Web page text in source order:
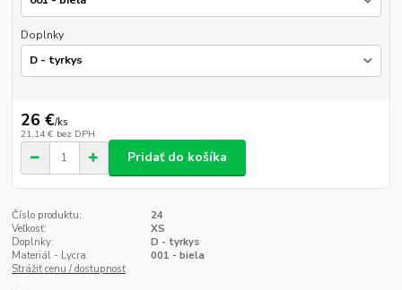
Doplnky
26 €/ks
21,14 € bez DPH
Pridať do košíka
Číslo produktu:
24
Veľkosť:
XS
Doplnky:
D - tyrkys
Materiál - Lycra:
001 - biela
Strážiť cenu / dostupnosť